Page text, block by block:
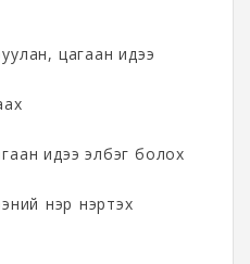
цагаан идээ
идээ элбэг болох
үнэр үнэртэх